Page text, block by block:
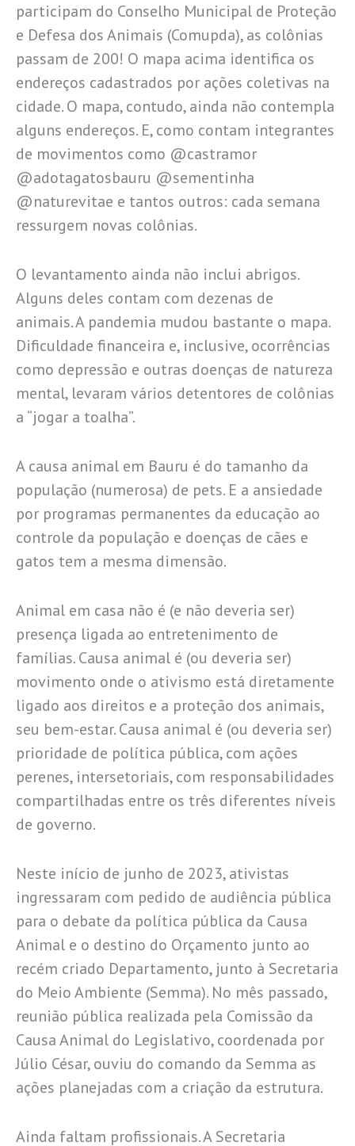
participam do Conselho Municipal de Proteção
e Defesa dos Animais (Comupda), as colônias
passam de 200! O mapa acima identifica os
endereços cadastrados por ações coletivas na
cidade. O mapa, contudo, ainda não contempla
alguns endereços. E, como contam integrantes
de movimentos como @castramor
@adotagatosbauru @sementinha
@naturevitae e tantos outros: cada semana
ressurgem novas colônias.
O levantamento ainda não inclui abrigos.
Alguns deles contam com dezenas de
animais. A pandemia mudou bastante o mapa.
Dificuldade financeira e, inclusive, ocorrências
como depressão e outras doenças de natureza
mental, levaram vários detentores de colônias
a “jogar a toalha”.
A causa animal em Bauru é do tamanho da
população (numerosa) de pets. E a ansiedade
por programas permanentes da educação ao
controle da população e doenças de cães e
gatos tem a mesma dimensão.
Animal em casa não é (e não deveria ser)
presença ligada ao entretenimento de
famílias. Causa animal é (ou deveria ser)
movimento onde o ativismo está diretamente
ligado aos direitos e a proteção dos animais,
seu bem-estar. Causa animal é (ou deveria ser)
prioridade de política pública, com ações
perenes, intersetoriais, com responsabilidades
compartilhadas entre os três diferentes níveis
de governo.
Neste início de junho de 2023, ativistas
ingressaram com pedido de audiência pública
para o debate da política pública da Causa
Animal e o destino do Orçamento junto ao
recém criado Departamento, junto à Secretaria
do Meio Ambiente (Semma). No mês passado,
reunião pública realizada pela Comissão da
Causa Animal do Legislativo, coordenada por
Júlio César, ouviu do comando da Semma as
ações planejadas com a criação da estrutura.
Ainda faltam profissionais. A Secretaria